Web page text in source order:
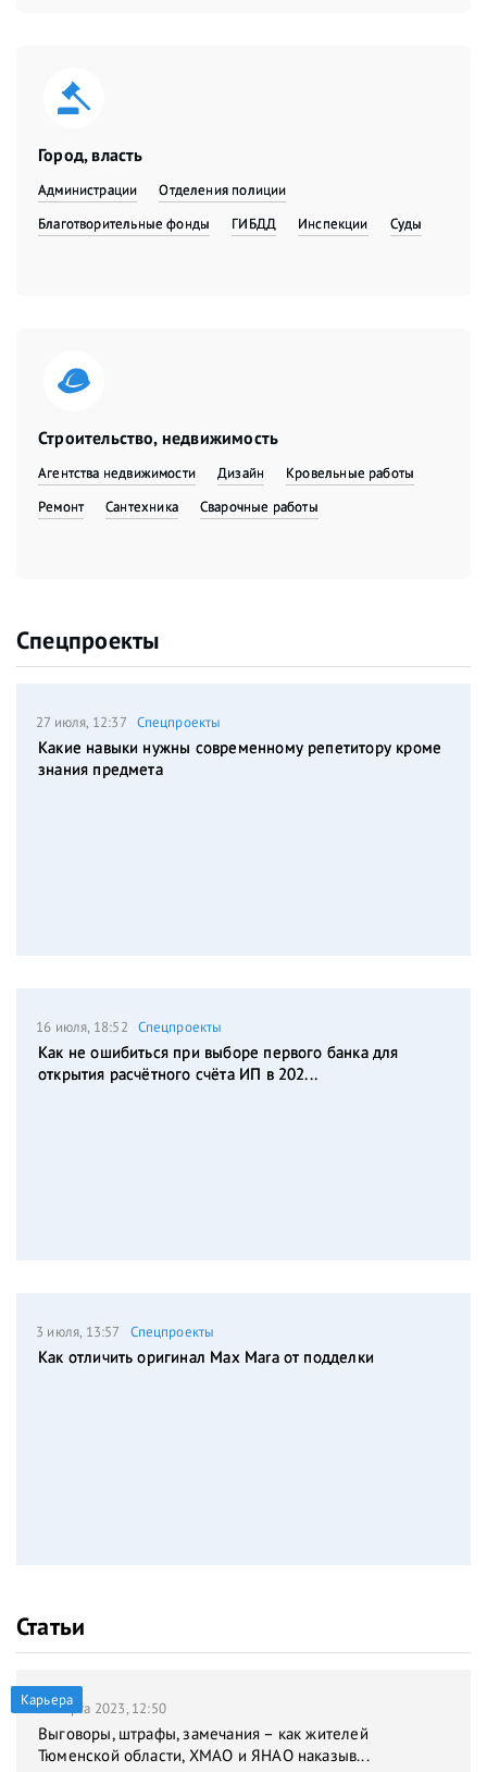
Город, власть
Администрации
Отделения полиции
Благотворительные фонды
ГИБДД Инспекции Суды
Строительство, недвижимость
Агентства недвижимости Дизайн
Кровельные работы
Ремонт
Сантехника Сварочные работы
Спецпроекты
27 июля, 12:37 Спецпроекты
Какие навыки нужны современному репетитору кроме
знания предмета
16 июля, 18:52 Спецпроекты
Как не ошибиться при выборе первого банка для
открытия расчётного счёта ИП в 202...
3 июля, 13:57 Спецпроекты
Как отличить оригинал Max Mara от подделки
Статьи
Карьера
31 марта 2023, 12:50
Выговоры, штрафы, замечания – как жителей
Тюменской области, ХМАО и ЯНАО наказыв...